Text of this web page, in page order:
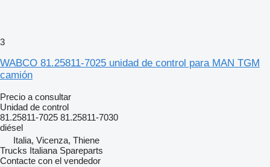
3
WABCO 81.25811-7025 unidad de control para MAN TGM
camión
Precio a consultar
Unidad de control
81.25811-7025 81.25811-7030
diésel
Italia, Vicenza, Thiene
Trucks Italiana Spareparts
Contacte con el vendedor